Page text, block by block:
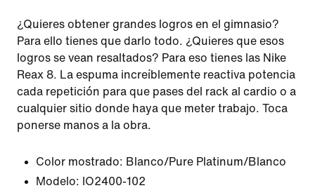
¿Quieres obtener grandes logros en el gimnasio?
Para ello tienes que darlo todo. ¿Quieres que esos
logros se vean resaltados? Para eso tienes las Nike
Reax 8. La espuma increíblemente reactiva potencia
cada repetición para que pases del rack al cardio o a
cualquier sitio donde haya que meter trabajo. Toca
ponerse manos a la obra.
Color mostrado: Blanco/Pure Platinum/Blanco
Modelo: IO2400-102